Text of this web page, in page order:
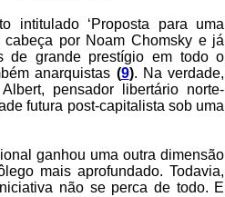
intitulado ‘Proposta para uma
cabeça por Noam Chomsky e já
de grande prestígio em todo o
anarquistas (9). Na verdade,
pensador libertário norte-
futura post-capitalista sob uma
ganhou uma outra dimensão
mais aprofundado. Todavia,
não se perca de todo. E